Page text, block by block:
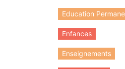
Education
Enfances
Enseignements